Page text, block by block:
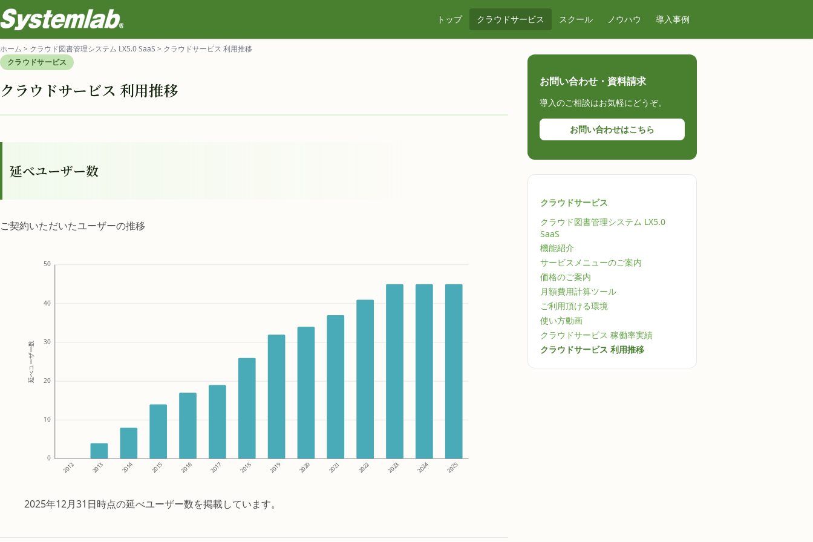
トップ クラウドサービス スクール ノウハウ 導入事例
ホーム > クラウド図書管理システム LX5.0 SaaS > クラウドサービス 利用推移
クラウドサービス
クラウドサービス 利用推移
延べユーザー数
ご契約いただいたユーザーの推移
0
10
20
30
40
50
2012 2013 2014 2015 2016 2017 2018 2019 2020 2021 2022 2023 2024 2025
延べユーザー数
2025年12月31日時点の延べユーザー数を掲載しています。
お問い合わせ・資料請求
導入のご相談はお気軽にどうぞ。
お問い合わせはこちら
クラウドサービス
クラウド図書管理システム LX5.0
SaaS
機能紹介
サービスメニューのご案内
価格のご案内
月額費用計算ツール
ご利用頂ける環境
使い方動画
クラウドサービス 稼働率実績
クラウドサービス 利用推移